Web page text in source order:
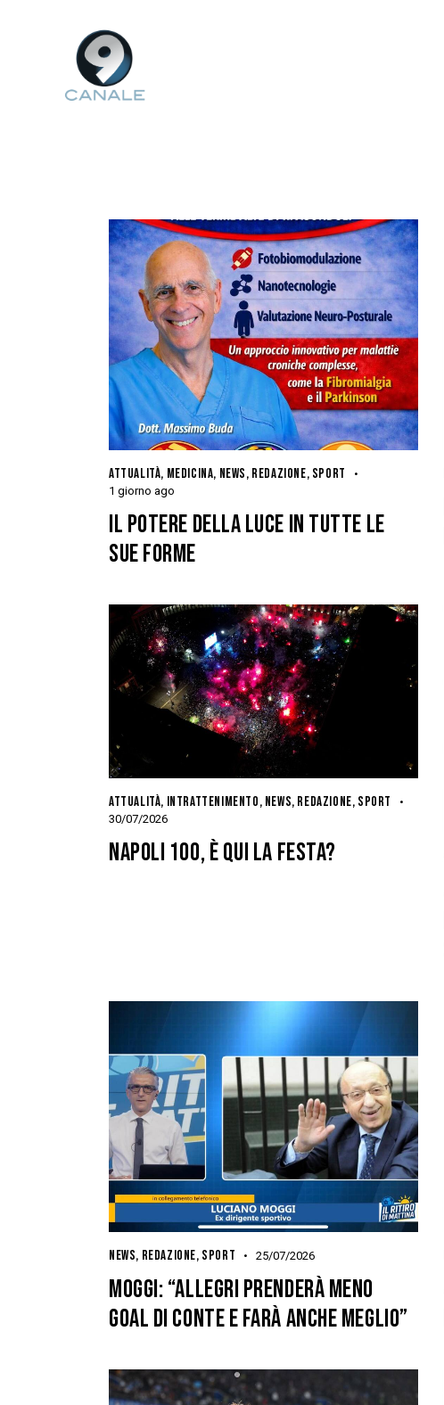
ATTUALITÀ, MEDICINA, NEWS, REDAZIONE, SPORT
1 giorno ago
IL POTERE DELLA LUCE IN TUTTE LE
SUE FORME
ATTUALITÀ, INTRATTENIMENTO, NEWS, REDAZIONE, SPORT
30/07/2026
NAPOLI 100, È QUI LA FESTA?
NEWS, REDAZIONE, SPORT 25/07/2026
MOGGI: “ALLEGRI PRENDERÀ MENO
GOAL DI CONTE E FARÀ ANCHE MEGLIO”